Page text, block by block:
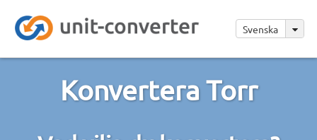
Svenska
Konvertera Torr